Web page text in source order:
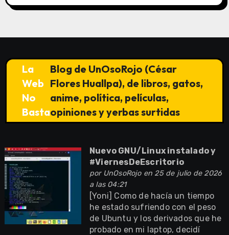
La
Web
No
Basta
Blog de UnOsoRojo (César
Flores Huallpa), de libros, gatos,
anime, política, películas,
opiniones y yerbas surtidas
Nuevo GNU/Linux instalado y
#ViernesDeEscritorio
por UnOsoRojoen 25 de julio de 2026
a las 04:21
[Yoni] Como de hacía un tiempo
he estado sufriendo con el peso
de Ubuntu y los derivados que he
probado en mi laptop, decidí